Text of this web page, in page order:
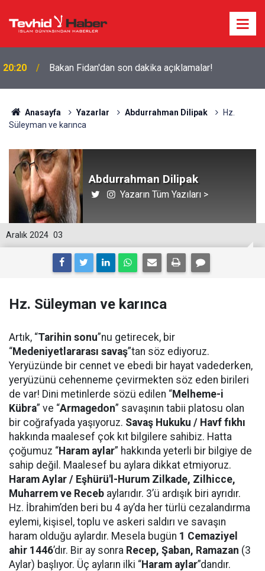
20:20 Bakan Fidan'dan son dakika açıklamalar!
Anasayfa Yazarlar Abdurrahman Dilipak
Hz.
Süleyman ve karınca
Abdurrahman Dilipak
Yazarın Tüm Yazıları >
03
Aralık 2024
Hz. Süleyman ve karınca
Artık, “Tarihin sonu”nu getirecek, bir
“Medeniyetlararası savaş”tan söz ediyoruz.
Yeryüzünde bir cennet ve ebedi bir hayat vadederken,
yeryüzünü cehenneme çevirmekten söz eden birileri
de var! Dini metinlerde sözü edilen “Melheme-i
Kübra” ve “Armagedon” savaşının tabii platosu olan
bir coğrafyada yaşıyoruz. Savaş Hukuku / Havf fıkhı
hakkında maalesef çok kıt bilgilere sahibiz. Hatta
çoğumuz “Haram aylar” hakkında yeterli bir bilgiye de
sahip değil. Maalesef bu aylara dikkat etmiyoruz.
Haram Aylar / Eşhürü'l-Hurum Zilkade, Zilhicce,
Muharrem ve Receb aylarıdır. 3’ü ardışık biri ayrıdır.
Hz. İbrahim’den beri bu 4 ay’da her türlü cezalandırma
eylemi, kişisel, toplu ve askeri saldırı ve savaşın
haram olduğu aylardır. Mesela bugün 1 Cemaziyel
ahir 1446’dır. Bir ay sonra Recep, Şaban, Ramazan (3
Aylar) başlıyor. Üç ayların ilki “Haram aylar”dandır.